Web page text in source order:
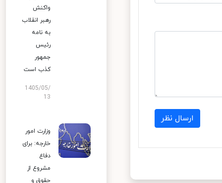
ارسال نظر
واکنش
رهبر انقلاب
به نامه
رئیس
جمهور
کذب است
1405/05/
13
وزارت امور
خارجه: برای
دفاع
مشروع از
حقوق و